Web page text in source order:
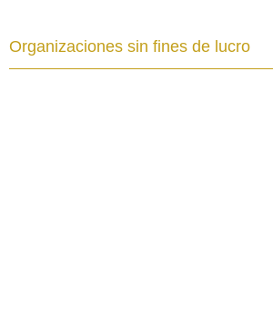
Organizaciones sin fines de lucro